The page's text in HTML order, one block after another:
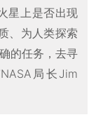
星上是否出现
、为人类探索
的任务，去寻
局长Jim